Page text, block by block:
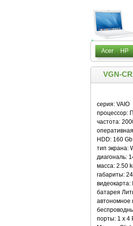
Acer HP
VGN-
серия: VAIO
процессор:
частота:
HDD: 160 Gb
тип экрана:
диагональ:
масса: 2.50
габариты:
видеокарта:
батарея
автономное
порты: 1 x 4